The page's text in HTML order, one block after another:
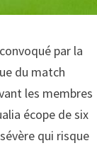
par la
du match
les membres
écope de six
qui risque